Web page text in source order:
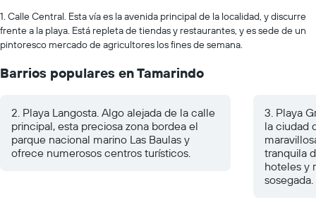
1. Calle Central. Esta vía es la avenida principal de la localidad, y discurre
frente a la playa. Está repleta de tiendas y restaurantes, y es sede de un
pintoresco mercado de agricultores los fines de semana.
Barrios populares en Tamarindo
2. Playa Langosta. Algo alejada de la calle
principal, esta preciosa zona bordea el
parque nacional marino Las Baulas y
ofrece numerosos centros turísticos.
3. Playa
la ciudad
tranquila
hoteles y
sosegada.